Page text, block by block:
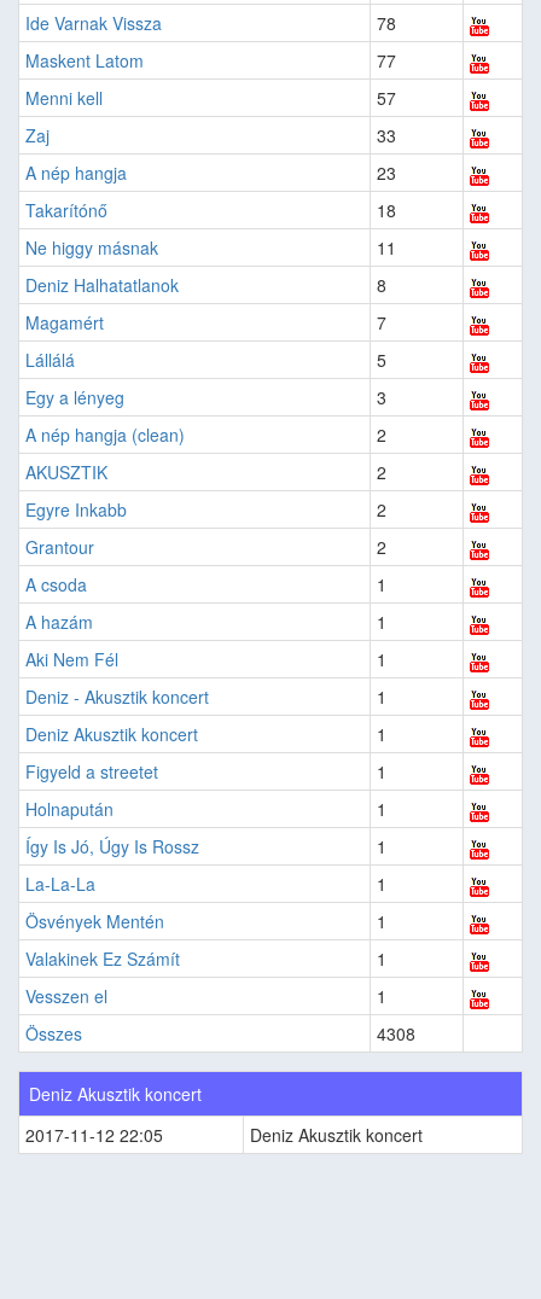
Ide Varnak Vissza
78
Maskent Latom
77
Menni kell
57
Zaj
33
A nép hangja
23
Takarítónő
18
Ne higgy másnak
11
Deniz Halhatatlanok
8
Magamért
7
Lállálá
5
Egy a lényeg
3
A nép hangja (clean)
2
AKUSZTIK
2
Egyre Inkabb
2
Grantour
2
A csoda
1
A hazám
1
Aki Nem Fél
1
Deniz - Akusztik koncert
1
Deniz Akusztik koncert
1
Figyeld a streetet
1
Holnapután
1
Így Is Jó, Úgy Is Rossz
1
La-La-La
1
Ösvények Mentén
1
Valakinek Ez Számít
1
Vesszen el
1
Összes
4308
Deniz Akusztik koncert
2017-11-12 22:05
Deniz Akusztik koncert